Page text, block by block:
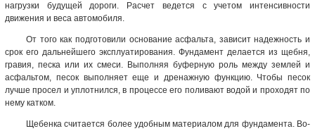
нагрузки будущей дороги. Расчет ведется с учетом интенсивности
движения и веса автомобиля.
От того как подготовили основание асфальта, зависит надежность и
срок его дальнейшего эксплуатирования. Фундамент делается из щебня,
гравия, песка или их смеси. Выполняя буферную роль между землей и
асфальтом, песок выполняет еще и дренажную функцию. Чтобы песок
лучше просел и уплотнился, в процессе его поливают водой и проходят по
нему катком.
Щебенка считается более удобным материалом для фундамента. Во-